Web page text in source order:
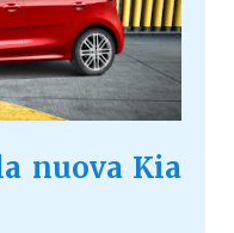
nuova Kia